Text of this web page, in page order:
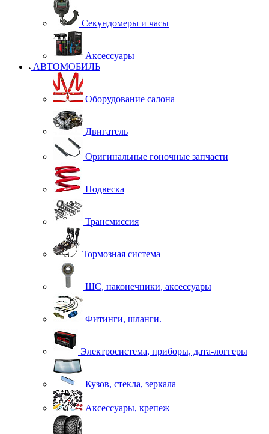
Секундомеры и часы
Аксессуары
АВТОМОБИЛЬ
Оборудование салона
Двигатель
Оригинальные гоночные запчасти
Подвеска
Трансмиссия
Тормозная система
ШС, наконечники, аксессуары
Фитинги, шланги.
Электросистема, приборы, дата-логгеры
Кузов, стекла, зеркала
Аксессуары, крепеж